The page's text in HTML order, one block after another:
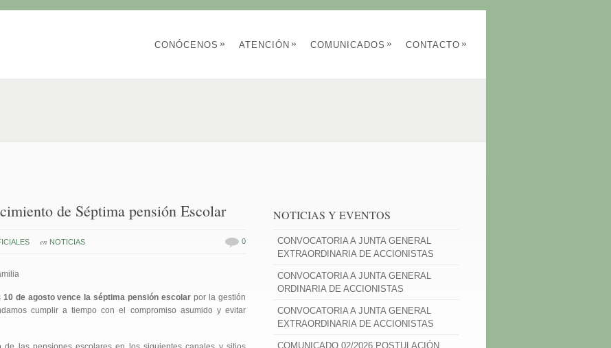
CONÓCENOS » ATENCIÓN » COMUNICADOS » CONTACTO »
de Séptima pensión Escolar
en NOTICIAS 0
10 de agosto vence la séptima pensión escolar por la gestión
cumplir a tiempo con el compromiso asumido y evitar
NOTICIAS Y EVENTOS
CONVOCATORIA A JUNTA GENERAL
EXTRAORDINARIA DE ACCIONISTAS
CONVOCATORIA A JUNTA GENERAL
ORDINARIA DE ACCIONISTAS
CONVOCATORIA A JUNTA GENERAL
EXTRAORDINARIA DE ACCIONISTAS
COMUNICADO 02/2026 POSTULACIÓN